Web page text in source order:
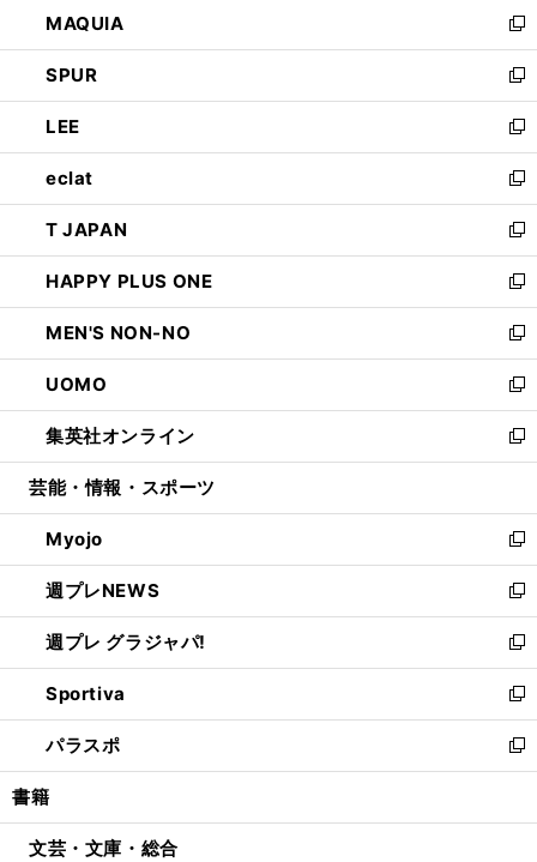
ド
ウ
で
開
く
ィ
ン
ド
ウ
で
開
く
い
ウ
ィ
ン
ド
ウ
で
開
く
MAQUIA
新
し
い
ウ
ィ
ン
ド
ウ
で
開
く
SPUR
新
し
い
ウ
ィ
ン
ド
ウ
で
開
く
LEE
新
し
い
ウ
ィ
ン
ド
ウ
で
開
く
eclat
新
し
い
ウ
ィ
ン
ド
ウ
で
開
く
T JAPAN
新
し
い
ウ
ィ
ン
ド
ウ
で
開
HAPPY PLUS ONE
新
し
い
ウ
ィ
ン
ド
ウ
開
く
MEN'S NON-NO
新
し
い
ウ
ィ
ン
ウ
で
開
く
UOMO
新
し
い
ウ
ン
ド
ウ
で
開
く
集英社オンライン
新
し
ウ
ィ
ン
ド
ウ
で
開
く
芸能・情報・スポーツ
Myojo
新
し
い
ウ
ィ
ン
ド
ウ
で
開
週プレNEWS
新
し
い
ウ
ィ
ン
ド
ウ
開
週プレ グラジャパ!
新
し
い
ウ
ィ
ン
ウ
Sportiva
新
し
い
ウ
ン
パラスポ
新
し
ウ
書籍
文芸・文庫・総合